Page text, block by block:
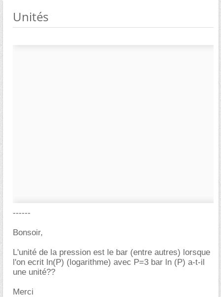
Unités
------
Bonsoir,
L'unité de la pression est le bar (entre autres) lorsque
l'on ecrit ln(P) (logarithme) avec P=3 bar ln (P) a-t-il
une unité??
Merci